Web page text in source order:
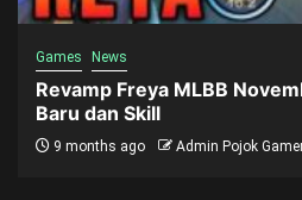
Games News
Revamp Freya MLBB
Baru dan Skill
9 months ago Admin Pojok